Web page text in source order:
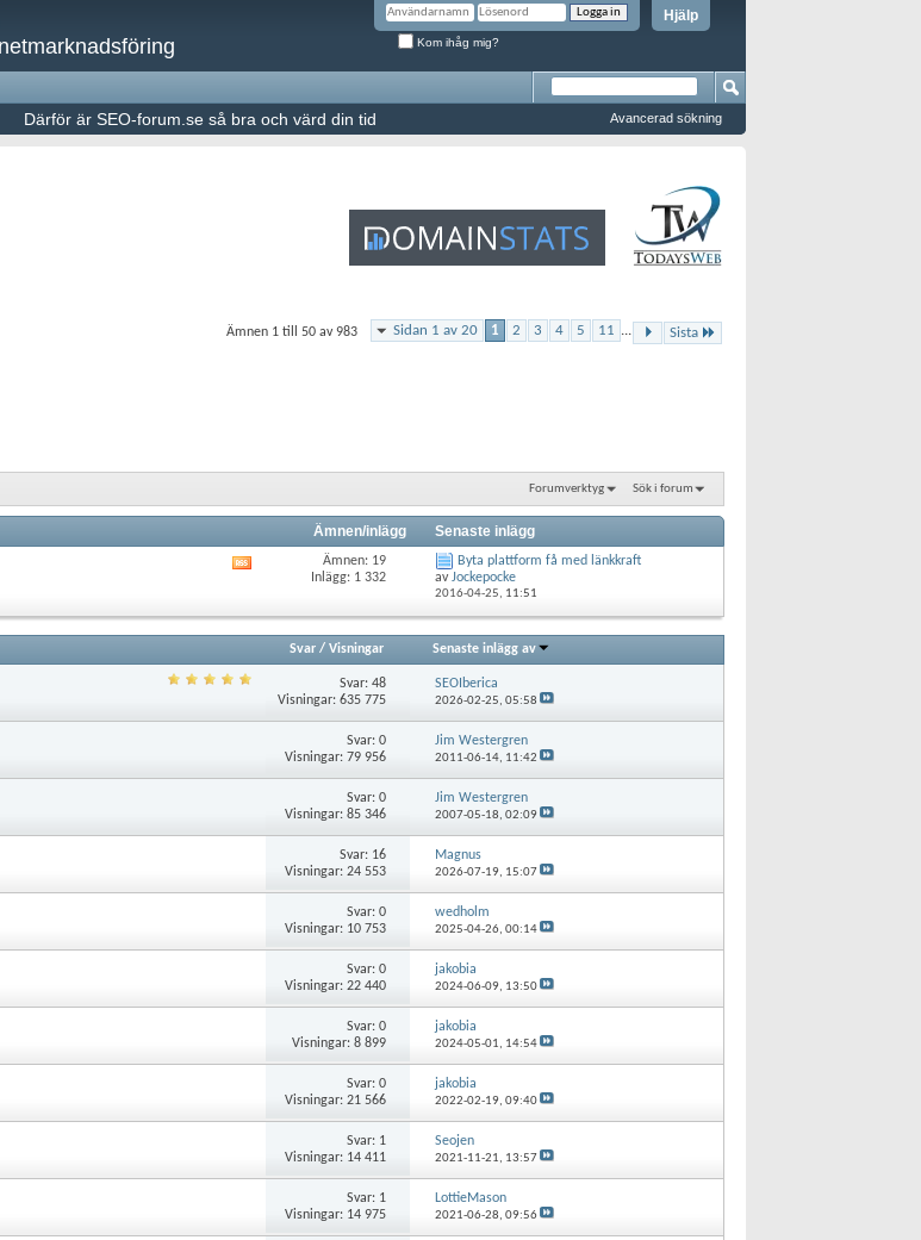
Hjälp
Kom ihåg mig?
Därför är SEO-forum.se så bra och värd din tid Avancerad sökning
Sidan 1 av 20 1 2 3 4 5 11 ... Sista
Ämnen 1 till 50 av 983
Forumverktyg Sök i forum
Ämnen/inlägg Senaste inlägg
forumets
RSS-
Ämnen: 19
Inlägg: 1 332
Byta plattform få med länkkraft
avJockepocke
2016-04-25, 11:51
Svar /Visningar Senaste inlägg av
Svar:48
Visningar: 635 775
SEOIberica
2026-02-25, 05:58
Svar:0
Visningar: 79 956
Jim Westergren
2011-06-14, 11:42
Svar:0
Visningar: 85 346
Jim Westergren
2007-05-18, 02:09
Svar: 16
Visningar: 24 553
Magnus
2026-07-19, 15:07
Svar:0
Visningar: 10 753
wedholm
2025-04-26, 00:14
Svar:0
Visningar: 22 440
jakobia
2024-06-09, 13:50
Svar:0
Visningar: 8 899
jakobia
2024-05-01, 14:54
Svar:0
Visningar: 21 566
jakobia
2022-02-19, 09:40
Svar: 1
Visningar: 14 411
Seojen
2021-11-21, 13:57
Svar: 1
Visningar: 14 975
LottieMason
2021-06-28, 09:56